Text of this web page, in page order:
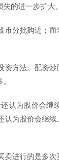
的进一步扩大
分批购进；
方法。配资
认为股价会
为股价会继
进行的是多